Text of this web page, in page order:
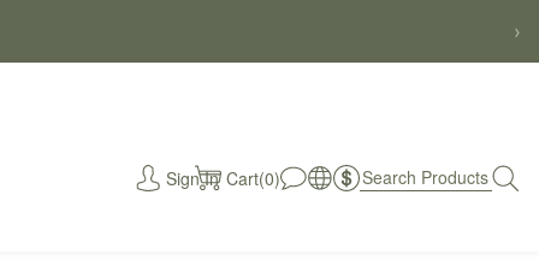
›
Sign In Cart(0)